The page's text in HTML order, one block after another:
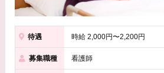
待遇 時給 2,000円〜2,200円
募集職種 看護師